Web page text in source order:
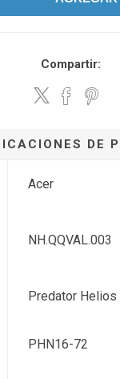
Compartir:
DE
Acer
NH.QQVAL.003
Predator Helios
PHN16-72